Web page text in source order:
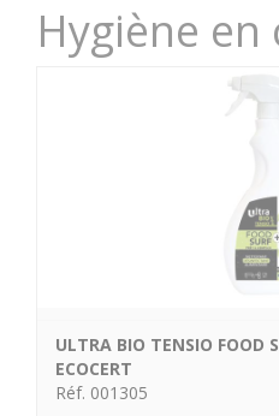
Hygiène en
ULTRA BIO TENSIO FOOD
ECOCERT
Réf. 001305